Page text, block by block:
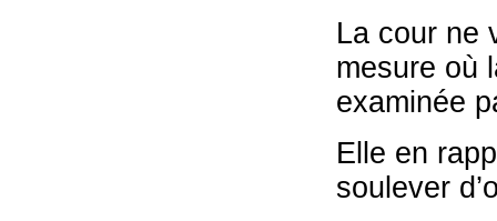
La cour ne
mesure où
examinée
Elle en
soulever